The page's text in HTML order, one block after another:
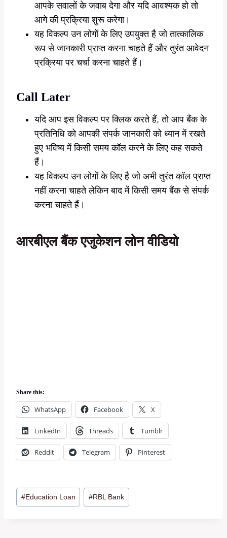
आपके सवालों के जवाब देगा और यदि आवश्यक हो तो
आगे की प्रक्रिया शुरू करेगा।
यह विकल्प उन लोगों के लिए उपयुक्त है जो तात्कालिक
रूप से जानकारी प्राप्त करना चाहते हैं और तुरंत आवेदन
प्रक्रिया पर चर्चा करना चाहते हैं।
Call Later
यदि आप इस विकल्प पर क्लिक करते हैं, तो आप बैंक के
प्रतिनिधि को आपकी संपर्क जानकारी को ध्यान में रखते
हुए भविष्य में किसी समय कॉल करने के लिए कह सकते
हैं।
यह विकल्प उन लोगों के लिए है जो अभी तुरंत कॉल प्राप्त
नहीं करना चाहते लेकिन बाद में किसी समय बैंक से संपर्क
करना चाहते हैं।
आरबीएल बैंक एजुकेशन लोन वीडियो
Share this:
WhatsApp Facebook X
LinkedIn Threads Tumblr
Reddit Telegram Pinterest
Post
Tags:
#Education Loan #RBL Bank